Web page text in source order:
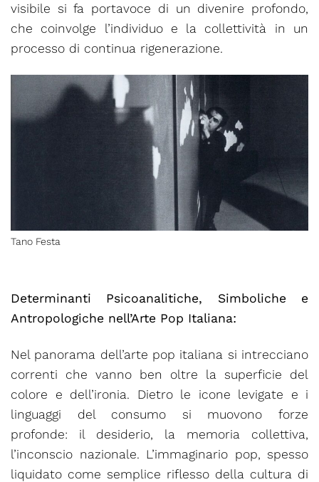
visibile si fa portavoce di un divenire profondo,
che coinvolge l’individuo e la collettività in un
processo di continua rigenerazione.
Tano Festa
Determinanti Psicoanalitiche, Simboliche e
Antropologiche nell’Arte Pop Italiana:
Nel panorama dell’arte pop italiana si intrecciano
correnti che vanno ben oltre la superficie del
colore e dell’ironia. Dietro le icone levigate e i
linguaggi del consumo si muovono forze
profonde: il desiderio, la memoria collettiva,
l’inconscio nazionale. L’immaginario pop, spesso
liquidato come semplice riflesso della cultura di